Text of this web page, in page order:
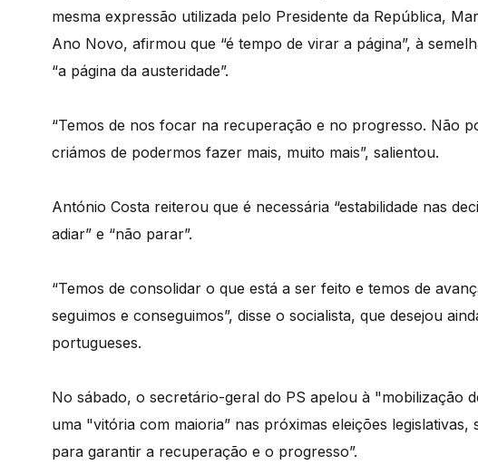
mesma expressão utilizada pelo Presidente da República,
Ano Novo, afirmou que “é tempo de virar a página”, à
“a página da austeridade”.
“Temos de nos focar na recuperação e no progresso. Não
criámos de podermos fazer mais, muito mais”, salientou.
António Costa reiterou que é necessária “estabilidade nas
adiar” e “não parar”.
“Temos de consolidar o que está a ser feito e temos de
seguimos e conseguimos”, disse o socialista, que desejou
portugueses.
No sábado, o secretário-geral do PS apelou à "mobilização
uma "vitória com maioria” nas próximas eleições legislativas,
para garantir a recuperação e o progresso”.